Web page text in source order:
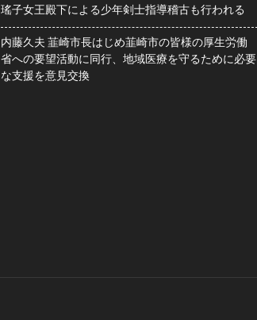
瑤子女王殿下による少年剣士指導稽古も行われる
内藤久夫 韮崎市長はじめ韮崎市の皆様の厚生労働
省への要望活動に同行、地域医療を守るために必要
な支援を意見交換